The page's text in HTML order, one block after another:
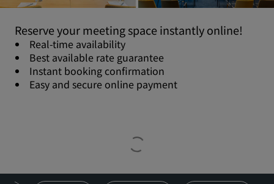
Reserve your meeting space instantly online!
Real-time availability
Best available rate guarantee
Instant booking confirmation
Easy and secure online payment